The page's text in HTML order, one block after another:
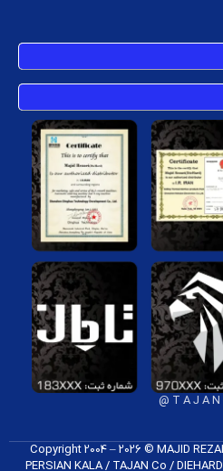
T A J A N -
Copyright 2004 – 2026 © MAJID
PERSIAN KALA / TAJAN Co /